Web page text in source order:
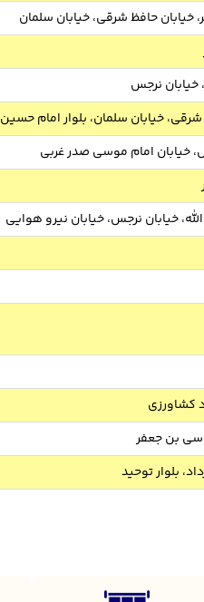
خیابان حافظ شرقی، خیابان سلمان
خیابان نرجس
شرقی، خیابان سلمان، بلوار امام حسین
خیابان امام موسی صدر غربی
خیابان نرجس، خیابان نیرو هوایی
کشاورزی
بن جعفر
بلوار توحید